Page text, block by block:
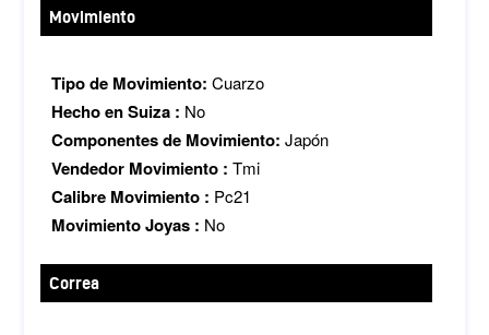
Movimiento
Tipo de Movimiento:Cuarzo
Hecho en Suiza : No
Componentes de Movimiento:Japón
Vendedor Movimiento :Tmi
Calibre Movimiento : Pc21
Movimiento Joyas : No
Correa